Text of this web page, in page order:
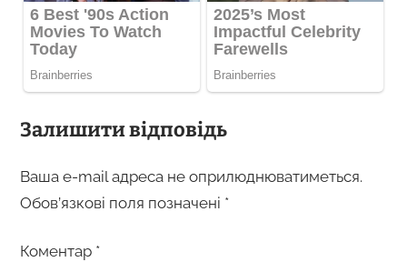
Залишити відповідь
Ваша e-mail адреса не оприлюднюватиметься.
Обов’язкові поля позначені *
Коментар *